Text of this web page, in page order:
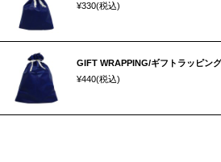
¥330(税込)
GIFT WRAPPING/ギフトラッピン
¥440(税込)